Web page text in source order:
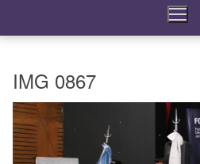
IMG 0867